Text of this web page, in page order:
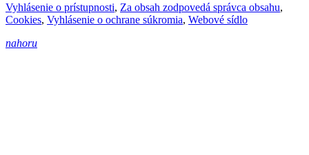
Vyhlásenie o prístupnosti, Za obsah zodpovedá správca obsahu,
Cookies, Vyhlásenie o ochrane súkromia, Webové sídlo
nahoru